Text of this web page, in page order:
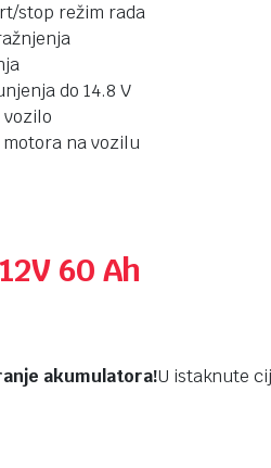
stop režim rada
do 14.8 V
na vozilu
60 Ah
akumulatora!U istaknute